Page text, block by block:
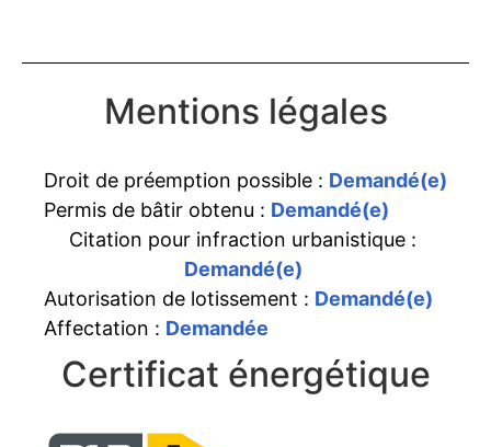
Mentions légales
Droit de préemption possible : Demandé(e)
Permis de bâtir obtenu : Demandé(e)
Citation pour infraction urbanistique :
Demandé(e)
Autorisation de lotissement : Demandé(e)
Affectation : Demandée
Certificat énergétique